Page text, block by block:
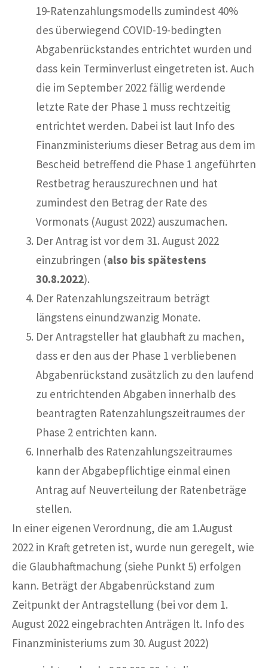
19-Ratenzahlungsmodells zumindest 40%
des überwiegend COVID-19-bedingten
Abgabenrückstandes entrichtet wurden und
dass kein Terminverlust eingetreten ist. Auch
die im September 2022 fällig werdende
letzte Rate der Phase 1 muss rechtzeitig
entrichtet werden. Dabei ist laut Info des
Finanzministeriums dieser Betrag aus dem im
Bescheid betreffend die Phase 1 angeführten
Restbetrag herauszurechnen und hat
zumindest den Betrag der Rate des
Vormonats (August 2022) auszumachen.
Der Antrag ist vor dem 31. August 2022
einzubringen (also bis spätestens
30.8.2022).
Der Ratenzahlungszeitraum beträgt
längstens einundzwanzig Monate.
Der Antragsteller hat glaubhaft zu machen,
dass er den aus der Phase 1 verbliebenen
Abgabenrückstand zusätzlich zu den laufend
zu entrichtenden Abgaben innerhalb des
beantragten Ratenzahlungszeitraumes der
Phase 2 entrichten kann.
Innerhalb des Ratenzahlungszeitraumes
kann der Abgabepflichtige einmal einen
Antrag auf Neuverteilung der Ratenbeträge
stellen.
In einer eigenen Verordnung, die am 1.August
2022 in Kraft getreten ist, wurde nun geregelt, wie
die Glaubhaftmachung (siehe Punkt 5) erfolgen
kann. Beträgt der Abgabenrückstand zum
Zeitpunkt der Antragstellung (bei vor dem 1.
August 2022 eingebrachten Anträgen lt. Info des
Finanzministeriums zum 30. August 2022)